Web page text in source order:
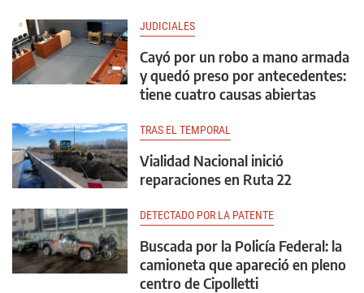
JUDICIALES
Cayó por un robo a mano armada
y quedó preso por antecedentes:
tiene cuatro causas abiertas
TRAS EL TEMPORAL
Vialidad Nacional inició
reparaciones en Ruta 22
DETECTADO POR LA PATENTE
Buscada por la Policía Federal: la
camioneta que apareció en pleno
centro de Cipolletti